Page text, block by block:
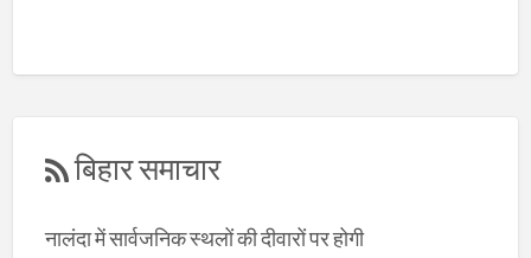
बिहार समाचार
नालंदा में सार्वजनिक स्थलों की दीवारों पर होगी